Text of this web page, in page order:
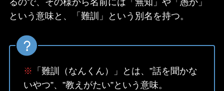
という意味と、「難訓」という別名を持つ。
※ 「難訓（なんくん）」とは、”話を聞かな
いやつ”、”教えがたい”という意味。